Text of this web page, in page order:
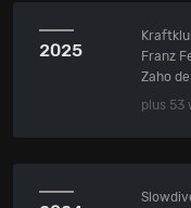
2025
Franz
Zaho
plus 53